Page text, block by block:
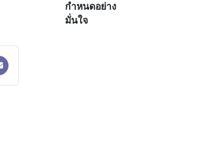
กำหนดอย่าง
มั่นใจ